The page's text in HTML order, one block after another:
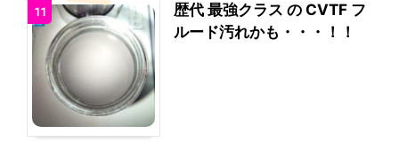
11
歴代 最強クラス の CVTF フ
ルード汚れかも・・・！！